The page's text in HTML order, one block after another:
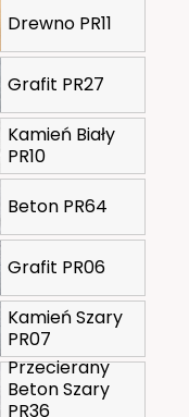
Drewno PR11
Grafit PR27
Kamień Biały
PR10
Beton PR64
Grafit PR06
Kamień Szary
PR07
Przecierany
Beton Szary
PR36